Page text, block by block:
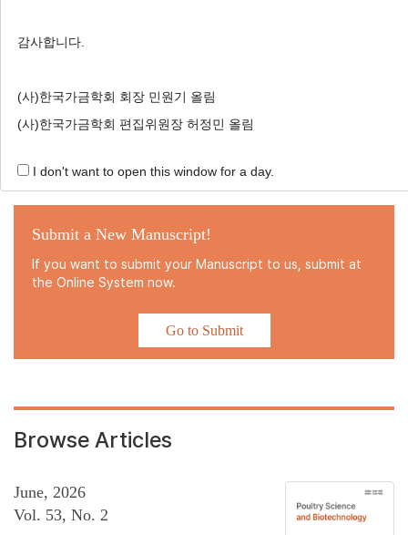
Online Submission
Submit a New Manuscript!
If you want to submit your Manuscript to us, submit at
the Online System now.
Go to Submit
Browse Articles
June, 2026
Vol. 53, No. 2
감사합니다.
(사)한국가금학회 회장 민원기 올림
(사)한국가금학회 편집위원장 허정민 올림
I don't want to open this window for a day.